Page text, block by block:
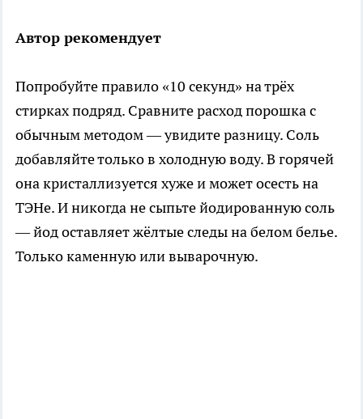
Автор рекомендует
Попробуйте правило «10 секунд» на трёх
стирках подряд. Сравните расход порошка с
обычным методом — увидите разницу. Соль
добавляйте только в холодную воду. В горячей
она кристаллизуется хуже и может осесть на
ТЭНе. И никогда не сыпьте йодированную соль
— йод оставляет жёлтые следы на белом белье.
Только каменную или выварочную.